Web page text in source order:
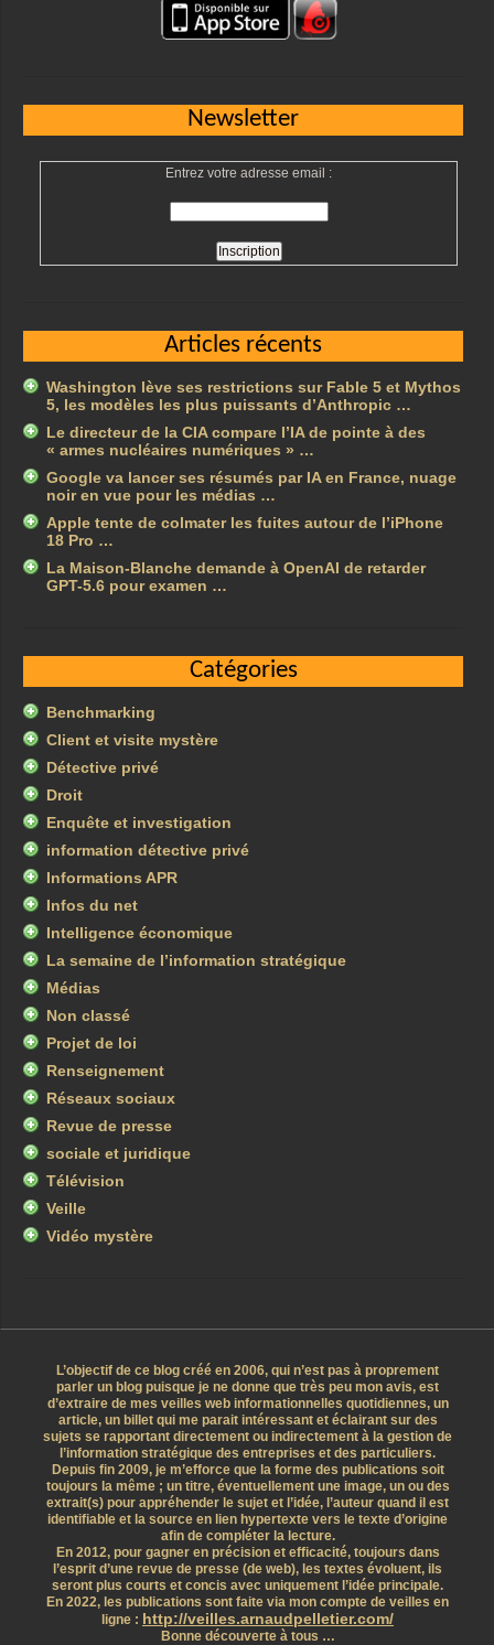
Newsletter
Entrez votre adresse email :
Articles récents
Washington lève ses restrictions sur Fable 5 et Mythos
5, les modèles les plus puissants d’Anthropic …
Le directeur de la CIA compare l’IA de pointe à des
« armes nucléaires numériques » …
Google va lancer ses résumés par IA en France, nuage
noir en vue pour les médias …
Apple tente de colmater les fuites autour de l’iPhone
18 Pro …
La Maison-Blanche demande à OpenAI de retarder
GPT-5.6 pour examen …
Catégories
Benchmarking
Client et visite mystère
Détective privé
Droit
Enquête et investigation
information détective privé
Informations APR
Infos du net
Intelligence économique
La semaine de l’information stratégique
Médias
Non classé
Projet de loi
Renseignement
Réseaux sociaux
Revue de presse
sociale et juridique
Télévision
Veille
Vidéo mystère
L’objectif de ce blog créé en 2006, qui n’est pas à proprement
parler un blog puisque je ne donne que très peu mon avis, est
d’extraire de mes veilles web informationnelles quotidiennes, un
article, un billet qui me parait intéressant et éclairant sur des
sujets se rapportant directement ou indirectement à la gestion de
l’information stratégique des entreprises et des particuliers.
Depuis fin 2009, je m’efforce que la forme des publications soit
toujours la même ; un titre, éventuellement une image, un ou des
extrait(s) pour appréhender le sujet et l’idée, l’auteur quand il est
identifiable et la source en lien hypertexte vers le texte d’origine
afin de compléter la lecture.
En 2012, pour gagner en précision et efficacité, toujours dans
l’esprit d’une revue de presse (de web), les textes évoluent, ils
seront plus courts et concis avec uniquement l’idée principale.
En 2022, les publications sont faite via mon compte de veilles en
ligne : http://veilles.arnaudpelletier.com/
Bonne découverte à tous …